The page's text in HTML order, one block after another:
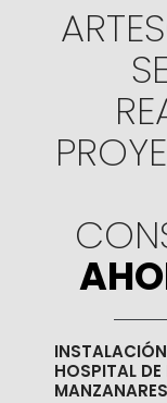
HOSPITAL
MANZANARES